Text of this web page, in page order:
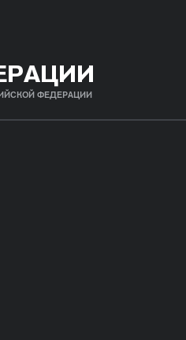
ФЕДЕРАЦИИ